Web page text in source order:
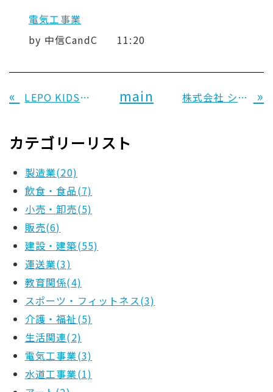
電気工事業
by 中信CandC 11:20
« LEPO KIDS 様 main 株式会社 シンセイホーム 様 »
カテゴリーリスト
製造業(20)
飲食・食品(7)
小売・卸売(5)
販売(6)
建設・建築(55)
運送業(3)
教育関係(4)
スポーツ・フィットネス(3)
介護・福祉(5)
生活関連(2)
電気工事業(3)
水道工事業(1)